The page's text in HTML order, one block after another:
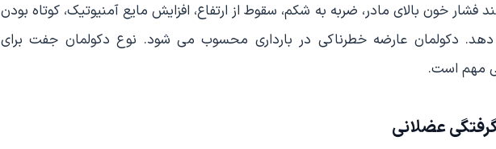
خون بالای مادر، ضربه به شکم، سقوط از ارتفاع، افزایش مایع آمنیوتیک، کوتاه بودن
دکولمان عارضه خطرناکی در بارداری محسوب می شود. نوع دکولمان جفت برای
مهم است.